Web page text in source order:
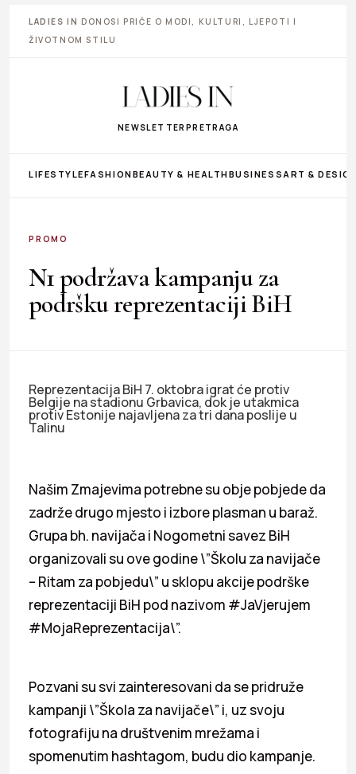
LADIES IN DONOSI PRIČE O MODI, KULTURI, LJEPOTI I
ŽIVOTNOM STILU
NEWSLETTER PRETRAGA
LIFESTYLEFASHIONBEAUTY & HEALTHBUSINESS ART &
PROMO
N1 podržava kampanju za
podršku reprezentaciji BiH
Reprezentacija BiH 7. oktobra igrat će protiv
Belgije na stadionu Grbavica, dok je utakmica
protiv Estonije najavljena za tri dana poslije u
Talinu
Našim Zmajevima potrebne su obje pobjede da
zadrže drugo mjesto i izbore plasman u baraž.
Grupa bh. navijača i Nogometni savez BiH
organizovali su ove godine \”Školu za navijače
– Ritam za pobjedu\” u sklopu akcije podrške
reprezentaciji BiH pod nazivom #JaVjerujem
#MojaReprezentacija\”.
Pozvani su svi zainteresovani da se pridruže
kampanji \”Škola za navijače\” i, uz svoju
fotografiju na društvenim mrežama i
spomenutim hashtagom, budu dio kampanje.